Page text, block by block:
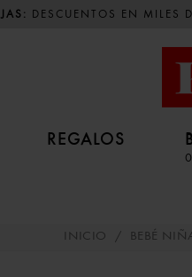
DESCUENTOS EN MILES
REGALOS
INICIO / BEBÉ